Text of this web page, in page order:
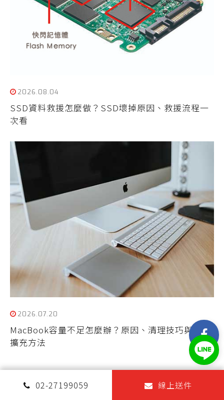
2026.08.04
SSD資料救援怎麼做？SSD壞掉原因、救援流程一
次看
2026.07.20
MacBook容量不足怎麼辦？原因、清理技巧與SSD
擴充方法
02-27199059 線上送件